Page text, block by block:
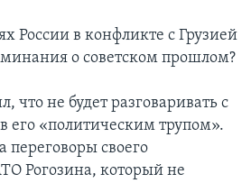
России в конфликте с Грузией
о советском прошлом?
что не будет разговаривать с
его «политическим трупом».
переговоры своего
Рогозина, который не